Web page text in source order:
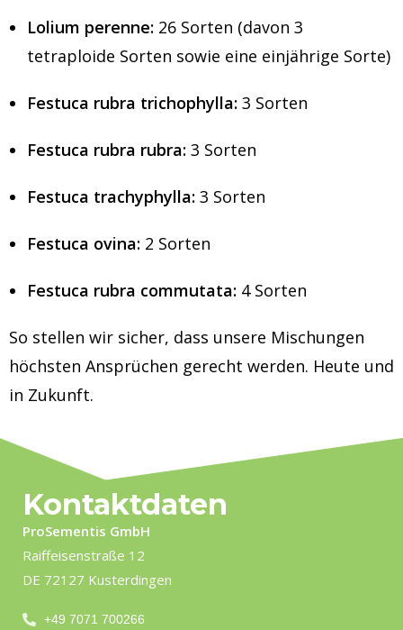
Lolium perenne: 26 Sorten (davon 3
tetraploide Sorten sowie eine einjährige Sorte)
Festuca rubra trichophylla: 3 Sorten
Festuca rubra rubra: 3 Sorten
Festuca trachyphylla: 3 Sorten
Festuca ovina: 2 Sorten
Festuca rubra commutata: 4 Sorten
So stellen wir sicher, dass unsere Mischungen
höchsten Ansprüchen gerecht werden. Heute und
in Zukunft.
Kontaktdaten
ProSementis GmbH
Raiffeisenstraße 12
DE 72127 Kusterdingen
+49 7071 700266